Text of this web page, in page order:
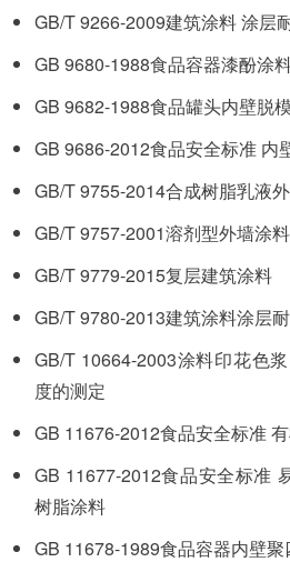
GB/T 9266-2009建筑涂料 涂层
GB 9680-1988食品容器漆酚涂
GB 9682-1988食品罐头内壁脱
GB 9686-2012食品安全标准 内
GB/T 9755-2014合成树脂乳液
GB/T 9757-2001溶剂型外墙涂料
GB/T 9779-2015复层建筑涂料
GB/T 9780-2013建筑涂料涂层
GB/T 10664-2003涂料印花色
度的测定
GB 11676-2012食品安全标准
GB 11677-2012食品安全标准
树脂涂料
GB 11678-1989食品容器内壁